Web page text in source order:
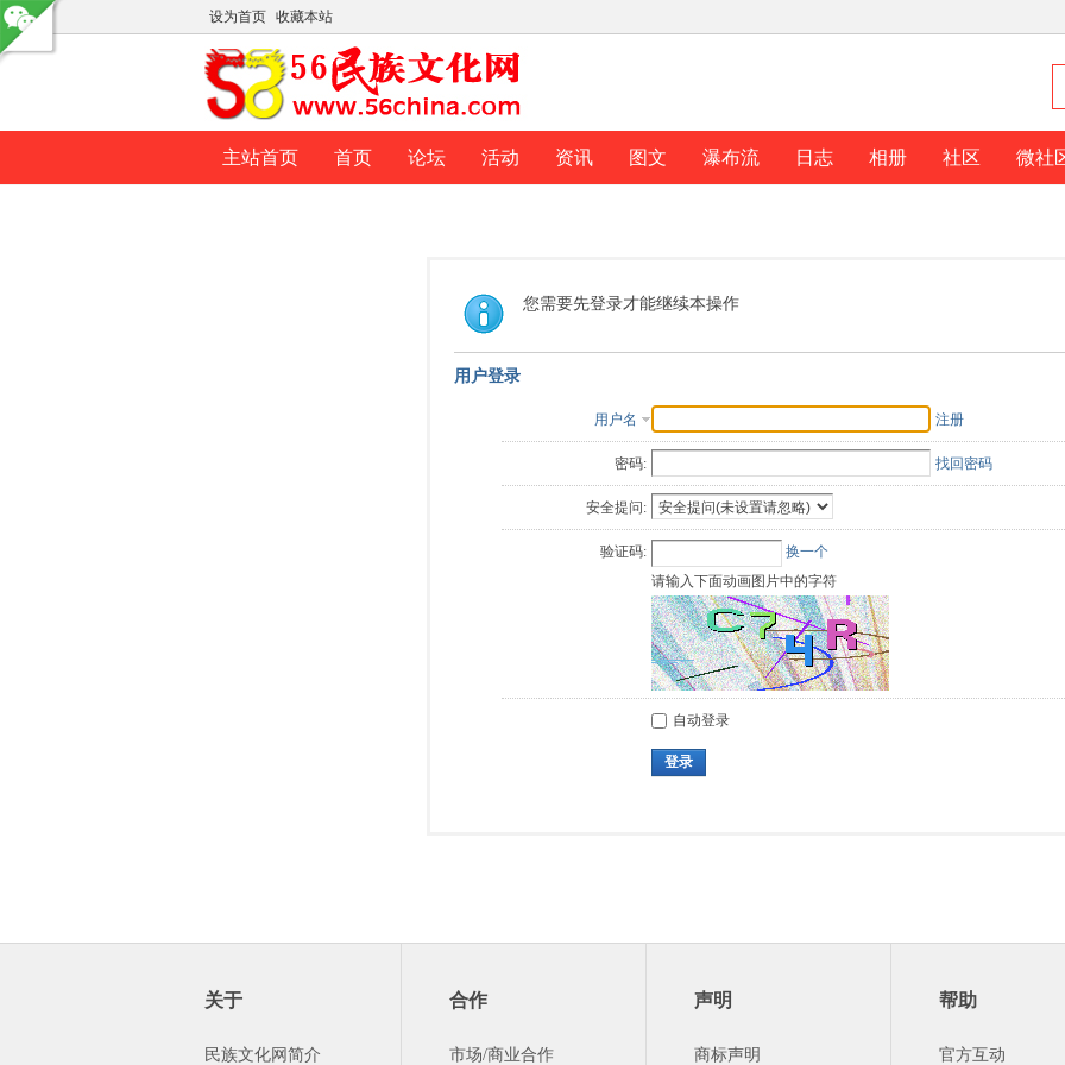
设为首页 收藏本站
主站首页 首页 论坛 活动 资讯 图文 瀑布流 日志 相册 社区 微社
您需要先登录才能继续本操作
用户登录
用户名 注册
密码: 找回密码
安全提问:
验证码:
换一个
请输入下面动画图片中的字符
自动登录
登录
关于
民族文化网简介
合作
市场/商业合作
声明
商标声明
帮助
官方互动